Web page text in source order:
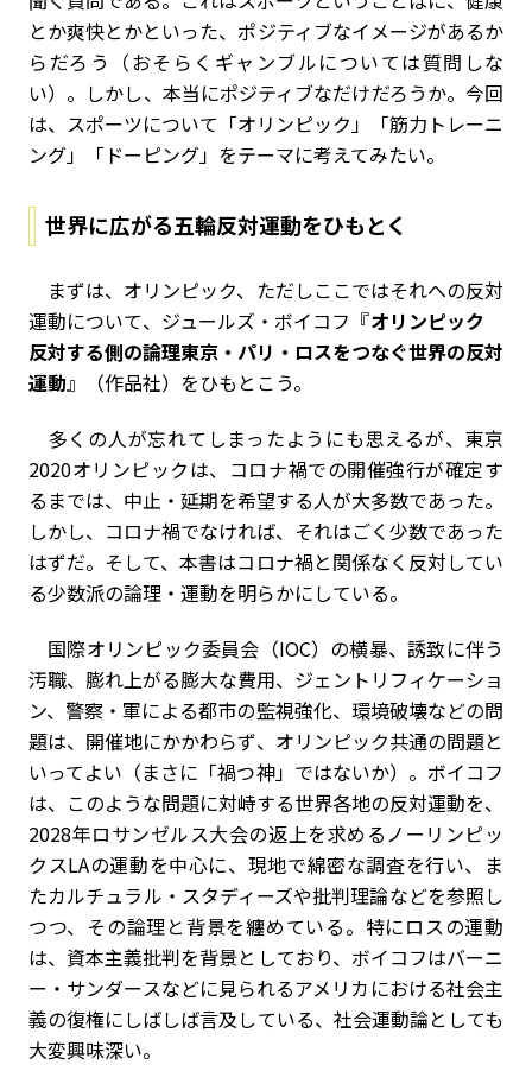
とか爽快とかといった、ポジティブなイメージがあるか
らだろう（おそらくギャンブルについては質問しな
い）。しかし、本当にポジティブなだけだろうか。今回
は、スポーツについて「オリンピック」「筋力トレーニ
ング」「ドーピング」をテーマに考えてみたい。
世界に広がる五輪反対運動をひもとく
まずは、オリンピック、ただしここではそれへの反対
運動について、ジュールズ・ボイコフ『オリンピック
反対する側の論理――東京・パリ・ロスをつなぐ世界の反対
運動』（作品社）をひもとこう。
多くの人が忘れてしまったようにも思えるが、東京
2020オリンピックは、コロナ禍での開催強行が確定す
るまでは、中止・延期を希望する人が大多数であった。
しかし、コロナ禍でなければ、それはごく少数であった
はずだ。そして、本書はコロナ禍と関係なく反対してい
る少数派の論理・運動を明らかにしている。
国際オリンピック委員会（IOC）の横暴、誘致に伴う
汚職、膨れ上がる膨大な費用、ジェントリフィケーショ
ン、警察・軍による都市の監視強化、環境破壊などの問
題は、開催地にかかわらず、オリンピック共通の問題と
いってよい（まさに「禍つ神」ではないか）。ボイコフ
は、このような問題に対峙する世界各地の反対運動を、
2028年ロサンゼルス大会の返上を求めるノーリンピッ
クスLAの運動を中心に、現地で綿密な調査を行い、ま
たカルチュラル・スタディーズや批判理論などを参照し
つつ、その論理と背景を纏めている。特にロスの運動
は、資本主義批判を背景としており、ボイコフはバーニ
ー・サンダースなどに見られるアメリカにおける社会主
義の復権にしばしば言及している、社会運動論としても
大変興味深い。